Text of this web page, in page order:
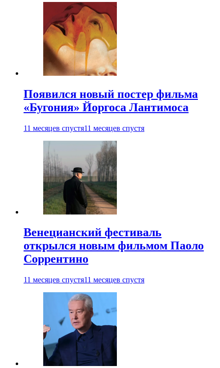
Появился новый постер фильма
«Бугония» Йоргоса Лантимоса
11 месяцев спустя11 месяцев спустя
Венецианский фестиваль
открылся новым фильмом Паоло
Соррентино
11 месяцев спустя11 месяцев спустя